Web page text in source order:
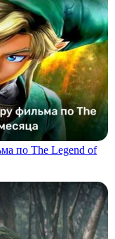
по The Legend of